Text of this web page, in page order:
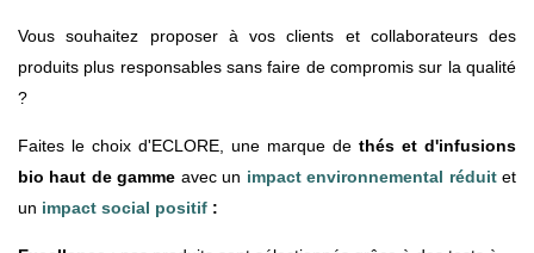
Vous souhaitez proposer à vos clients et collaborateurs des
produits plus responsables sans faire de compromis sur la qualité
?
Faites le choix d'ECLORE, une marque de thés et d'infusions
bio haut de gamme avec un impact environnemental réduit et
un impact social positif :